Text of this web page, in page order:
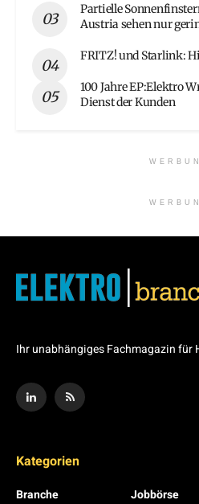
Partielle
Austria sehen nur
FRITZ! und Starlink:
100 Jahre EP:Elektro
Dienst der Kunden
Ihr unabhängiges Fachmagazin für
Kategorien
Branche Jobbörse